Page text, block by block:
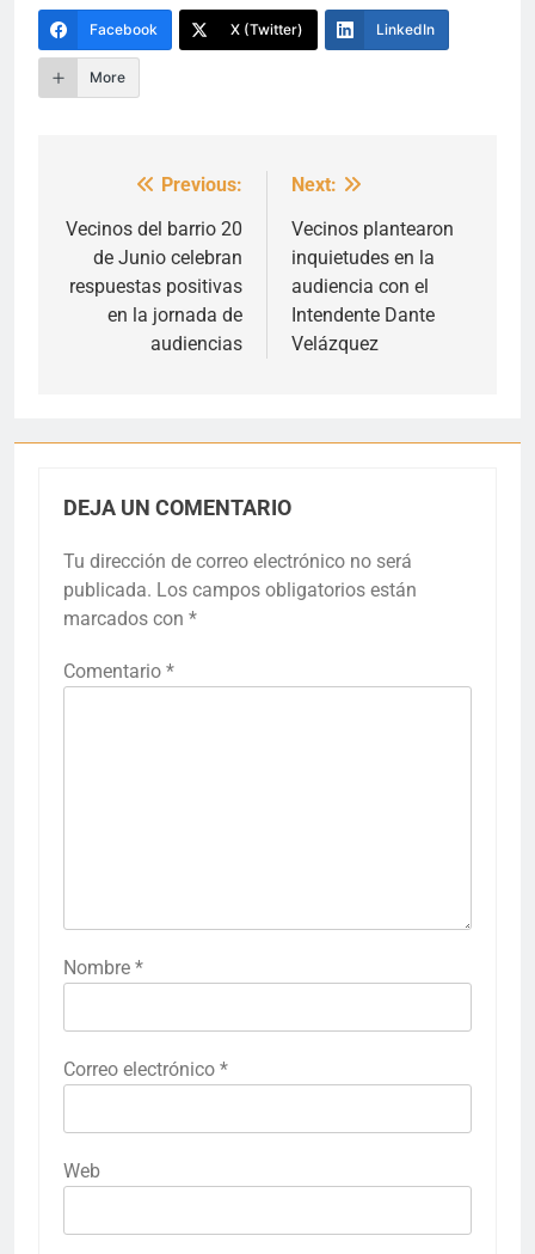
Facebook X (Twitter) LinkedIn
More
Navegación
de
entradas
Previous:
Vecinos del barrio 20
de Junio celebran
respuestas positivas
en la jornada de
audiencias
Next:
Vecinos plantearon
inquietudes en la
audiencia con el
Intendente Dante
Velázquez
DEJA UN COMENTARIO
Tu dirección de correo electrónico no será
publicada. Los campos obligatorios están
marcados con *
Comentario *
Nombre *
Correo electrónico *
Web